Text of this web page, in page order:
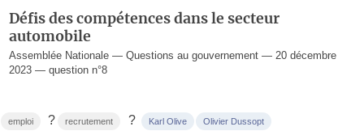
Défis des compétences dans le secteur
automobile
Assemblée Nationale — Questions au gouvernement — 20 décembre
2023 — question n°8
emploi ? recrutement ? Karl Olive Olivier Dussopt